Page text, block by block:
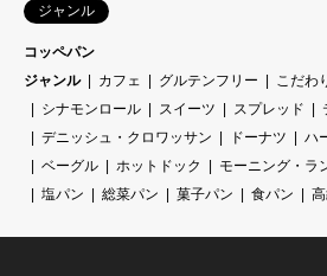
ジャンル
コッペパン
ジャンル
カフェ グルテンフリー こだわ
シナモンロール
スイーツ スプレッド
デニッシュ・クロワッサン
ドーナツ ハ
ベーグル
ホットドック モーニング・ラ
塩パン
総菜パン 菓子パン 食パン